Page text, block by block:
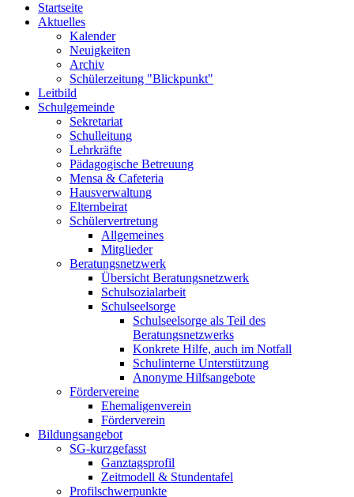
Startseite
Aktuelles
Kalender
Neuigkeiten
Archiv
Schülerzeitung "Blickpunkt"
Leitbild
Schulgemeinde
Sekretariat
Schulleitung
Lehrkräfte
Pädagogische Betreuung
Mensa & Cafeteria
Hausverwaltung
Elternbeirat
Schülervertretung
Allgemeines
Mitglieder
Beratungsnetzwerk
Übersicht Beratungsnetzwerk
Schulsozialarbeit
Schulseelsorge
Schulseelsorge als Teil des
Beratungsnetzwerks
Konkrete Hilfe, auch im Notfall
Schulinterne Unterstützung
Anonyme Hilfsangebote
Fördervereine
Ehemaligenverein
Förderverein
Bildungsangebot
SG-kurzgefasst
Ganztagsprofil
Zeitmodell & Stundentafel
Profilschwerpunkte